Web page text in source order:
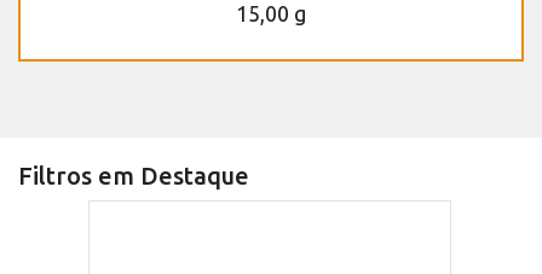
15,00 g
Filtros em Destaque